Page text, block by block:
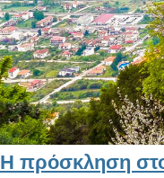
Η πρόσκληση